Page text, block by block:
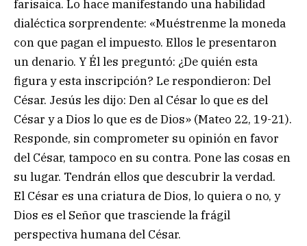
farisaica. Lo hace manifestando una habilidad
dialéctica sorprendente: «Muéstrenme la moneda
con que pagan el impuesto. Ellos le presentaron
un denario. Y Él les preguntó: ¿De quién esta
figura y esta inscripción? Le respondieron: Del
César. Jesús les dijo: Den al César lo que es del
César y a Dios lo que es de Dios» (Mateo 22, 19-21).
Responde, sin comprometer su opinión en favor
del César, tampoco en su contra. Pone las cosas en
su lugar. Tendrán ellos que descubrir la verdad.
El César es una criatura de Dios, lo quiera o no, y
Dios es el Señor que trasciende la frágil
perspectiva humana del César.